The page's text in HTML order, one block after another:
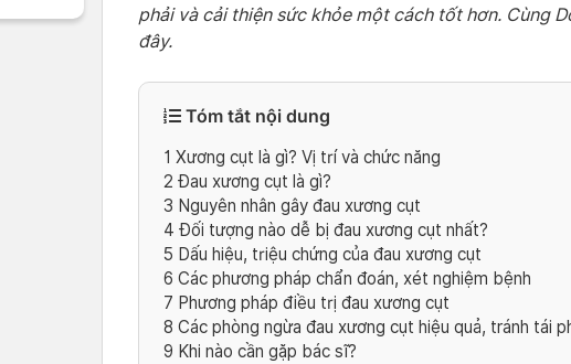
phải và cải thiện sức khỏe một cách tốt hơn. Cùng
đây.
Tóm tắt nội dung
1 Xương cụt là gì? Vị trí và chức năng
2 Đau xương cụt là gì?
3 Nguyên nhân gây đau xương cụt
4 Đối tượng nào dễ bị đau xương cụt nhất?
5 Dấu hiệu, triệu chứng của đau xương cụt
6 Các phương pháp chẩn đoán, xét nghiệm bệnh
7 Phương pháp điều trị đau xương cụt
8 Các phòng ngừa đau xương cụt hiệu quả, tránh tái
9 Khi nào cần gặp bác sĩ?